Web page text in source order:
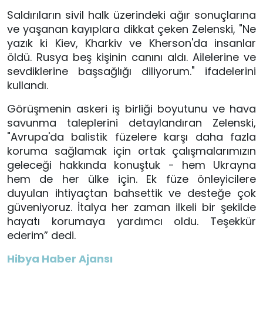
Saldırıların sivil halk üzerindeki ağır sonuçlarına
ve yaşanan kayıplara dikkat çeken Zelenski, "Ne
yazık ki Kiev, Kharkiv ve Kherson'da insanlar
öldü. Rusya beş kişinin canını aldı. Ailelerine ve
sevdiklerine başsağlığı diliyorum." ifadelerini
kullandı.
Görüşmenin askeri iş birliği boyutunu ve hava
savunma taleplerini detaylandıran Zelenski,
"Avrupa'da balistik füzelere karşı daha fazla
koruma sağlamak için ortak çalışmalarımızın
geleceği hakkında konuştuk - hem Ukrayna
hem de her ülke için. Ek füze önleyicilere
duyulan ihtiyaçtan bahsettik ve desteğe çok
güveniyoruz. İtalya her zaman ilkeli bir şekilde
hayatı korumaya yardımcı oldu. Teşekkür
ederim” dedi.
Hibya Haber Ajansı